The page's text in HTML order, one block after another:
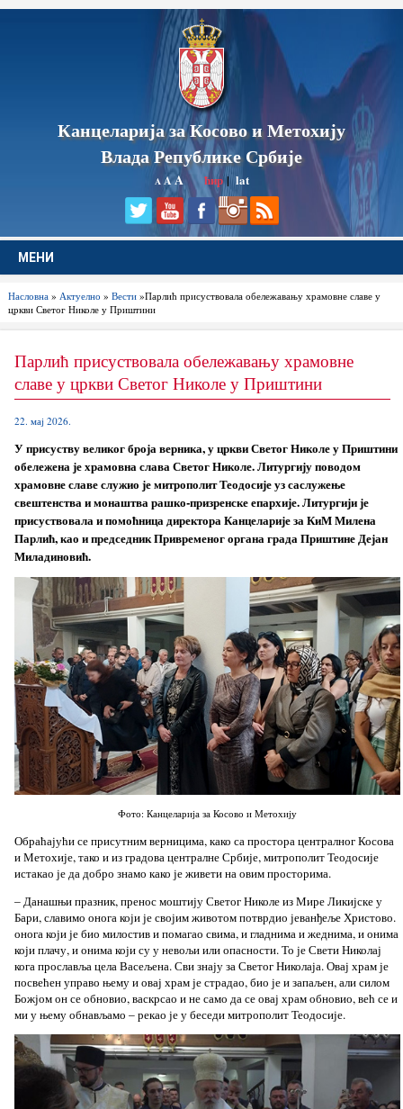
Канцеларија за Косово и Метохију
Влада Републике Србије
A AA ћир|lat
МЕНИ
Насловна» Актуелно » Вести»Парлић присуствовала обележавању храмовне славе у
цркви Светог Николе у Приштини
Парлић присуствовала обележавању храмовне
славе у цркви Светог Николе у Приштини
22. мај 2026.
У присуству великог броја верника, у цркви Светог Николе у Приштини
обележена је храмовна слава Светог Николе. Литургију поводом
храмовне славе служио је митрополит Теодосије уз саслужење
свештенства и монаштва рашко-призренске епархије. Литургији је
присуствовала и помоћница директора Канцеларије за КиМ Милена
Парлић, као и председник Привременог органа града Приштине Дејан
Миладиновић.
Фото: Канцеларија за Косово и Метохију
Обраћајући се присутним верницима, како са простора централног Косова
и Метохије, тако и из градова централне Србије, митрополит Теодосије
истакао је да добро знамо како је живети на овим просторима.
– Данашњи празник, пренос моштију Светог Николе из Мире Ликијске у
Бари, славимо онога који је својим животом потврдио јеванђеље Христово.
онога који је био милостив и помагао свима, и гладнима и жеднима, и онима
који плачу, и онима који су у невољи или опасности. То је Свети Николај
кога прославља цела Васељена. Сви знају за Светог Николаја. Овај храм је
посвећен управо њему и овај храм је страдао, био је и запаљен, али силом
Божјом он се обновио, васкрсао и не само да се овај храм обновио, већ се и
ми у њему обнављамо – рекао је у беседи митрополит Теодосије.